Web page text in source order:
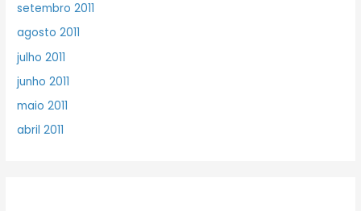
setembro 2011
agosto 2011
julho 2011
junho 2011
maio 2011
abril 2011